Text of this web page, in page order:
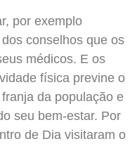
por exemplo
conselhos que os
médicos. E os
física previne o
da população e
seu bem-estar. Por
de Dia visitaram o